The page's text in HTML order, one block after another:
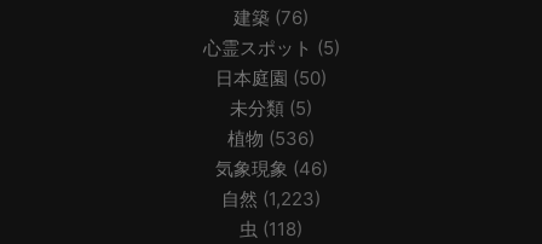
建築 (76)
心霊スポット (5)
日本庭園 (50)
未分類 (5)
植物 (536)
気象現象 (46)
自然 (1,223)
虫 (118)